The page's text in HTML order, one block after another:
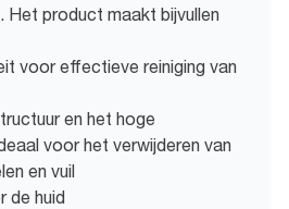
Het product maakt bijvullen
voor effectieve reiniging van
en het hoge
voor het verwijderen van
en vuil
de huid